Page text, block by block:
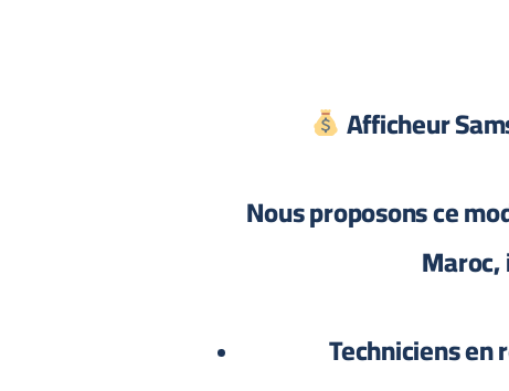
Afficheur
Nous proposons ce
Techniciens